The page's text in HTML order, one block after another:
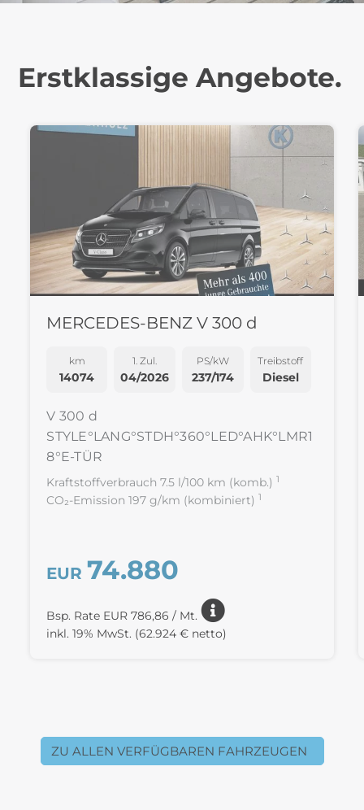
Erstklassige Angebote.
MERCEDES-BENZ V 300 d
km
14074
1. Zul.
04/2026
PS/kW
237/174
Treibstoff
Diesel
V 300 d
STYLE°LANG°STDH°360°LED°AHK°LMR1
8°E-TÜR
Kraftstoffverbrauch 7.5 l/100 km (komb.) 1
CO₂-Emission 197 g/km (kombiniert) 1
EUR74.880
inkl. 19% MwSt. (62.924 € netto)
Bsp. Rate EUR 786,86 / Mt.
ZU ALLEN VERFÜGBAREN FAHRZEUGEN